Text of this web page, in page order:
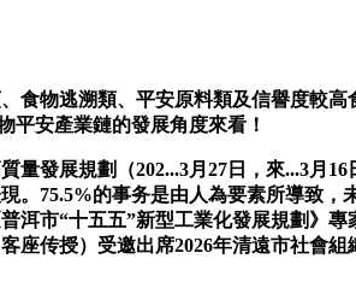
物逃溯類、平安原料類及信譽度較高
平安產業鏈的發展角度來看！
展規劃（202...3月27日，來...3月
。75.5%的事务是由人為要素所導致
洱市“十五五”新型工業化發展規劃》
座传授）受邀出席2026年清遠市社